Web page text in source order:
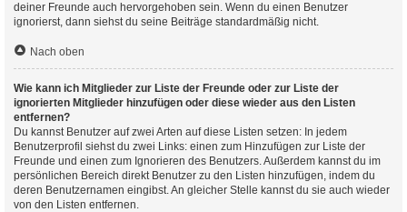
deiner Freunde auch hervorgehoben sein. Wenn du einen Benutzer
ignorierst, dann siehst du seine Beiträge standardmäßig nicht.
Nach oben
Wie kann ich Mitglieder zur Liste der Freunde oder zur Liste der
ignorierten Mitglieder hinzufügen oder diese wieder aus den Listen
entfernen?
Du kannst Benutzer auf zwei Arten auf diese Listen setzen: In jedem
Benutzerprofil siehst du zwei Links: einen zum Hinzufügen zur Liste der
Freunde und einen zum Ignorieren des Benutzers. Außerdem kannst du im
persönlichen Bereich direkt Benutzer zu den Listen hinzufügen, indem du
deren Benutzernamen eingibst. An gleicher Stelle kannst du sie auch wieder
von den Listen entfernen.